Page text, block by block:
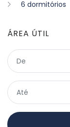
6 dormitórios
ÁREA ÚTIL